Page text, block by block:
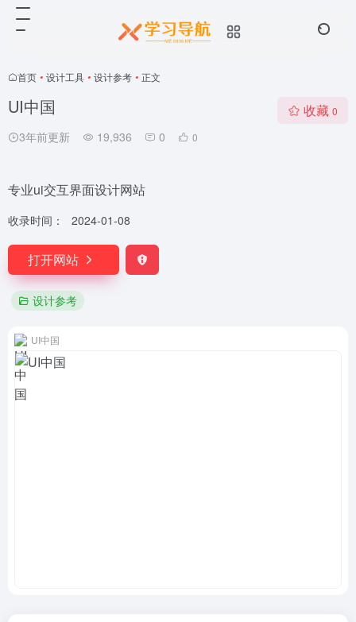
首页 • 设计工具 • 设计参考 • 正文
UI中国
3年前更新 19,936 0 0
收藏 0
专业ui交互界面设计网站
收录时间： 2024-01-08
打开网站
设计参考
UI中国